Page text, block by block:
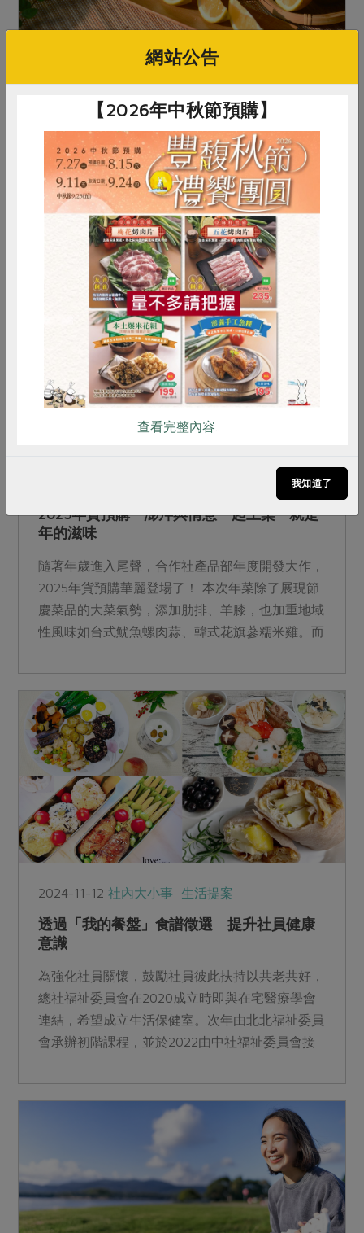
氣候異常 果農和果樹最先知
根據2023年農業統計年報，全國栽培面積廣達2.4
萬公頃，其中又以椪柑的種植面積最廣，柳橙次
之。這次由南投中寮柳丁農友朱昌輝與台中大坑椪
柑農友謝朝義，與社員分享，面對氣候異常，柑橘
種植過程的甘苦酸甜。
2025年貨預購 澎拜與情意一起上桌 就是
年的滋味
隨著年歲進入尾聲，合作社產品部年度開發大作，
2025年貨預購華麗登場了！ 本次年菜除了展現節
慶菜品的大菜氣勢，添加肋排、羊膝，也加重地域
性風味如台式魷魚螺肉蒜、韓式花旗蔘糯米雞。而
落柑橘風味小餅，以及環保轉作的本土可可杏仁牛
軋糖。
2024-11-12社內大小事 生活提案
透過「我的餐盤」食譜徵選 提升社員健康
意識
為強化社員關懷，鼓勵社員彼此扶持以共老共好，
總社福祉委員會在2020成立時即與在宅醫療學會
連結，希望成立生活保健室。次年由北北福祉委員
會承辦初階課程，並於2022由中社福祉委員會接
小組，期待與生活材更緊密連結，並分階段實踐共
學充能、接軌產品以及推廣分享的三大目標。
RPET 食譜 減硝酸鹽
雞蛋 食安 共同購買
網站公告
【2026年中秋節預購】
查看完整內容..
我知道了